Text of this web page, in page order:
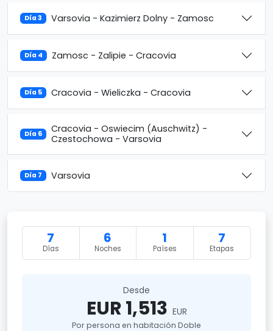
Día 3 Varsovia - Kazimierz Dolny - Zamosc
Día 4 Zamosc - Zalipie - Cracovia
Día 5 Cracovia - Wieliczka - Cracovia
Día 6
Cracovia - Oswiecim (Auschwitz) -
Czestochowa - Varsovia
Día 7 Varsovia
7
Días
6
Noches
1
Países
7
Etapas
Desde
EUR 1,513 EUR
Por persona en habitación Doble